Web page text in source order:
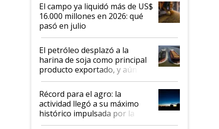
El campo ya liquidó más de US$
16.000 millones en 2026: qué
pasó en julio
El petróleo desplazó a la
harina de soja como principal
producto exportado, y aún así
el agro aportó casi seis de cada
diez dólares y sostuvo el
liderazgo en un semestre
récord
Récord para el agro: la
actividad llegó a su máximo
histórico impulsada por la
cosecha y las exportaciones